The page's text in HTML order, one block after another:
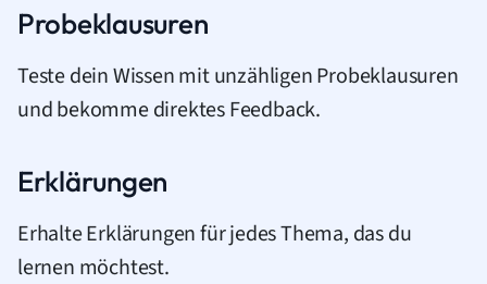
Probeklausuren
Teste dein Wissen mit unzähligen Probeklausuren
und bekomme direktes Feedback.
Erklärungen
Erhalte Erklärungen für jedes Thema, das du
lernen möchtest.